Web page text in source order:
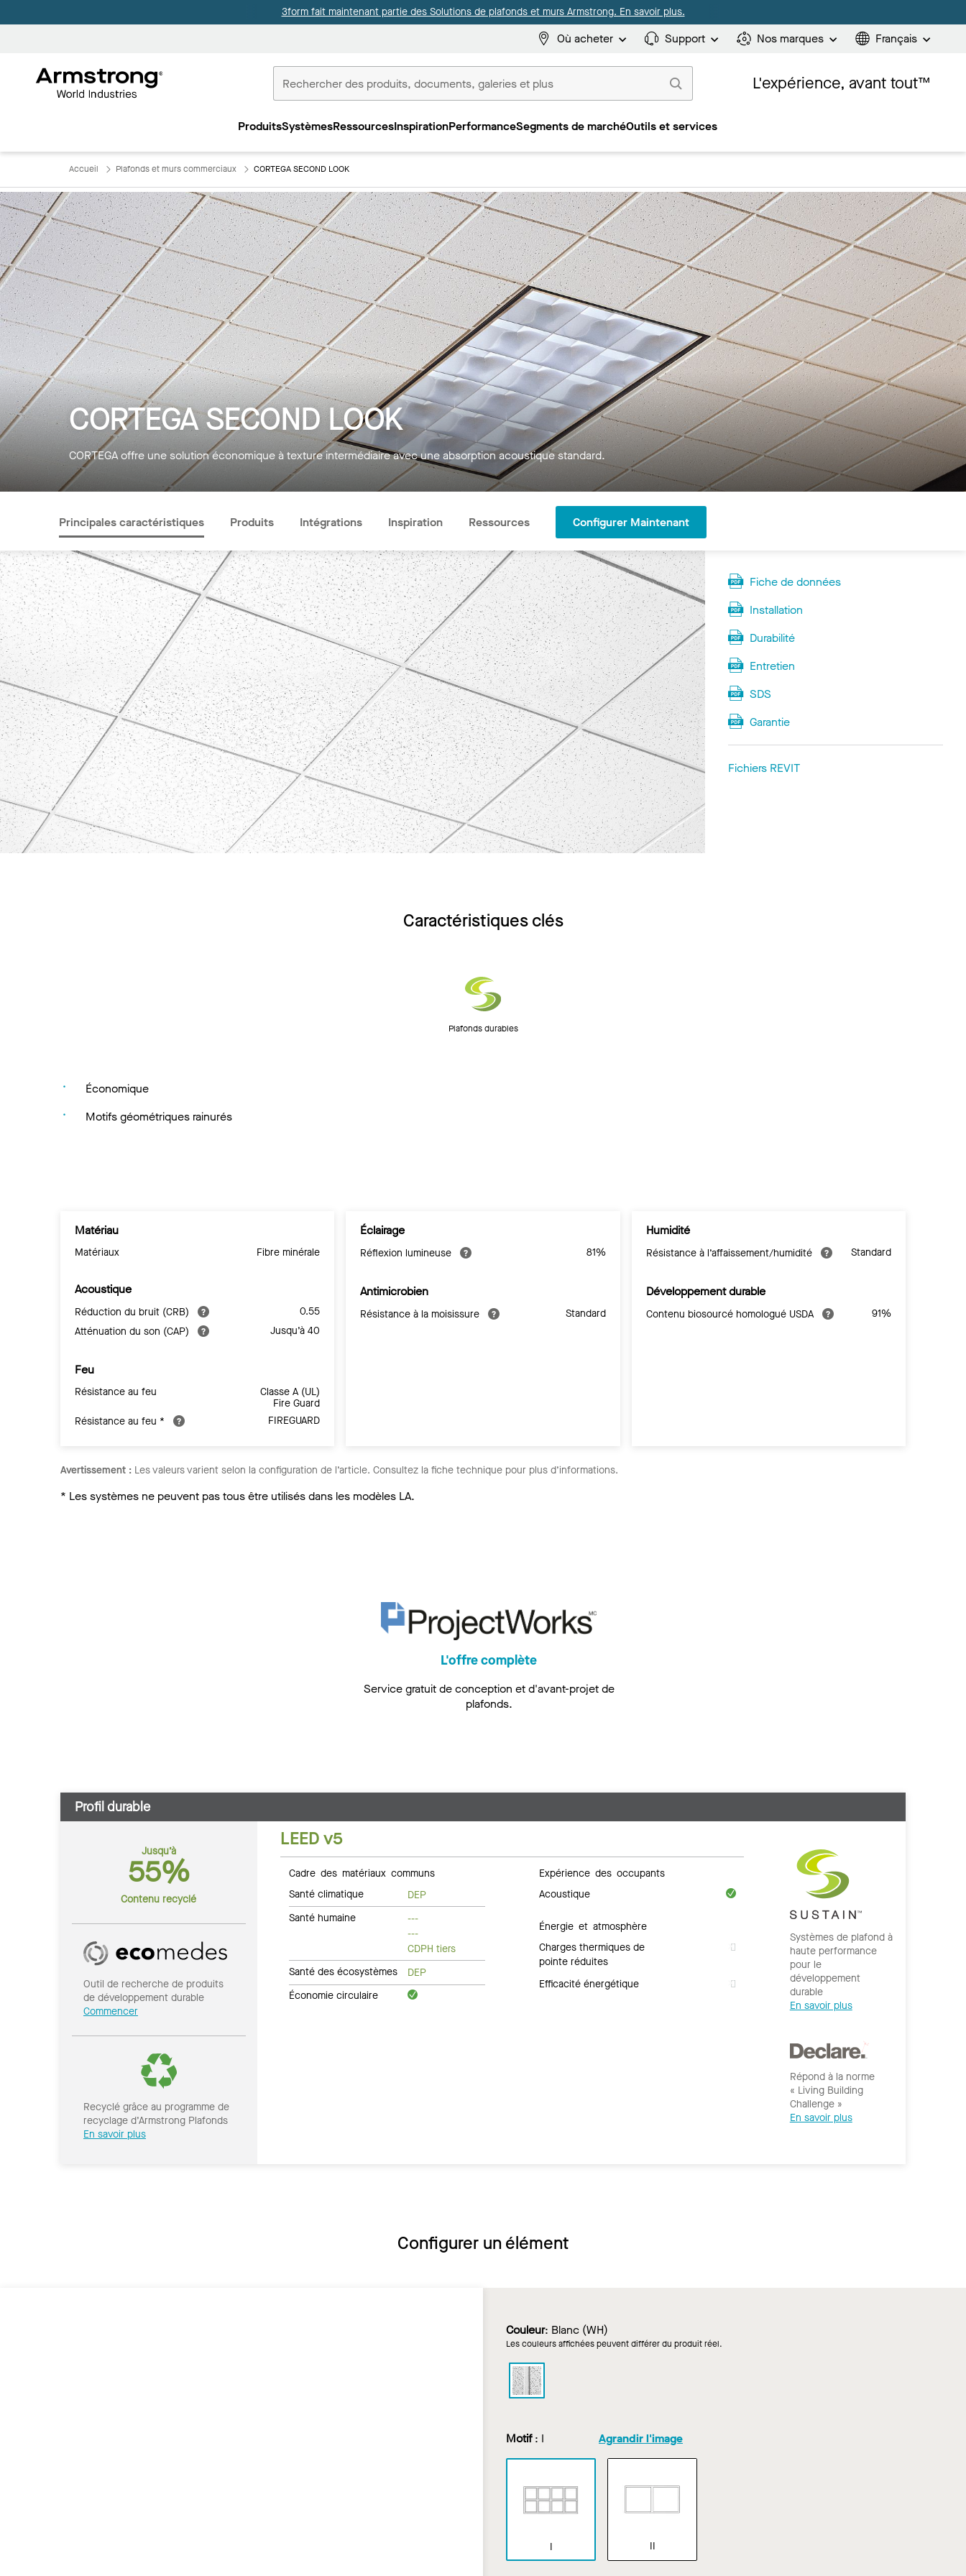
3form fait maintenant partie des Solutions de plafonds et murs Armstrong. En savoir plus.
Où acheter Support Nos marques Français
Commerciaux
L'expérience, avant tout™
ProduitsSystèmesRessourcesInspirationPerformanceSegments de marchéOutils et services
Accueil Plafonds et murs commerciaux CORTEGA SECOND LOOK
CORTEGA SECOND LOOK
CORTEGA offre une solution économique à texture intermédiaire avec une absorption acoustique standard.
Principales caractéristiques Produits Intégrations Inspiration Ressources Configurer Maintenant
Fiche de données
Installation
Durabilité
Entretien
SDS
Garantie
Fichiers REVIT
Caractéristiques clés
Plafonds durables
Économique
Motifs géométriques rainurés
Matériau
Matériaux Fibre minérale
Acoustique
Réduction du bruit (CRB)
0.55
Atténuation du son (CAP)
Jusqu’à 40
Feu
Résistance au feu
Classe A (UL)
Fire Guard
Résistance au feu *
FIREGUARD
Éclairage
Réflexion lumineuse 81%
Antimicrobien
Résistance à la moisissure Standard
Humidité
Résistance à l’affaissement/humidité Standard
Développement durable
Contenu biosourcé homologué USDA 91%
Avertissement : Les valeurs varient selon la configuration de l’article. Consultez la fiche technique pour plus d’informations.
* Les systèmes ne peuvent pas tous être utilisés dans les modèles LA.
L'offre complète
Service gratuit de conception et d'avant-projet de
plafonds.
Profil durable
Jusqu’à
55%
Contenu recyclé
Outil de recherche de produits
de développement durable
Commencer
Recyclé grâce au programme de
recyclage d’Armstrong Plafonds
En savoir plus
LEED v5
Cadre des matériaux communs
Santé climatique
DEP
Santé humaine
---
---
CDPH tiers
Santé des écosystèmes
DEP
Économie circulaire
Expérience des occupants
Acoustique
Énergie et atmosphère
Charges thermiques de
pointe réduites
Efficacité énergétique
Systèmes de plafond à
haute performance
pour le
développement
durable
En savoir plus
Répond à la norme
« Living Building
Challenge »
En savoir plus
Configurer un élément
Couleur: Blanc (WH)
Les couleurs affichées peuvent différer du produit réel.
Blanc
Motif : I Agrandir l'image
I II